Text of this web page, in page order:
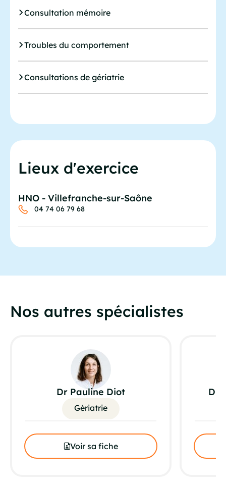
Consultation mémoire
Troubles du comportement
Consultations de gériatrie
Lieux d'exercice
HNO - Villefranche-sur-Saône
04 74 06 79 68
Nos autres spécialistes
Dr Pauline Diot
Gériatrie
Voir sa fiche